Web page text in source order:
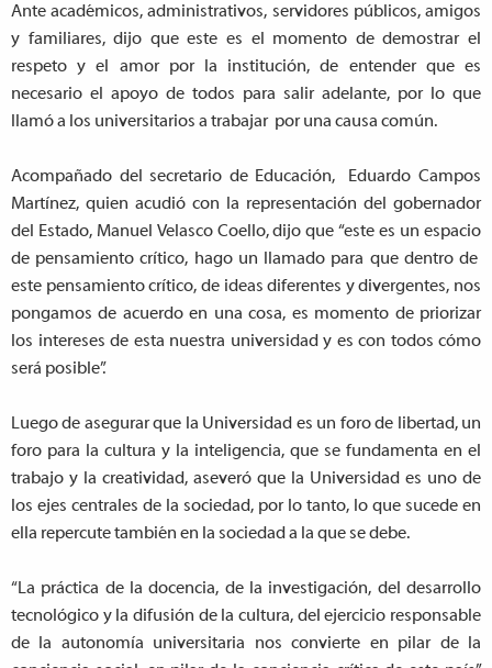
Ante académicos, administrativos, servidores públicos, amigos
y familiares, dijo que este es el momento de demostrar el
respeto y el amor por la institución, de entender que es
necesario el apoyo de todos para salir adelante, por lo que
llamó a los universitarios a trabajar por una causa común.
Acompañado del secretario de Educación, Eduardo Campos
Martínez, quien acudió con la representación del gobernador
del Estado, Manuel Velasco Coello, dijo que “este es un espacio
de pensamiento crítico, hago un llamado para que dentro de
este pensamiento crítico, de ideas diferentes y divergentes, nos
pongamos de acuerdo en una cosa, es momento de priorizar
los intereses de esta nuestra universidad y es con todos cómo
será posible”.
Luego de asegurar que la Universidad es un foro de libertad, un
foro para la cultura y la inteligencia, que se fundamenta en el
trabajo y la creatividad, aseveró que la Universidad es uno de
los ejes centrales de la sociedad, por lo tanto, lo que sucede en
ella repercute también en la sociedad a la que se debe.
“La práctica de la docencia, de la investigación, del desarrollo
tecnológico y la difusión de la cultura, del ejercicio responsable
de la autonomía universitaria nos convierte en pilar de la